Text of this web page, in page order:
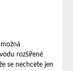
rozšířené
se nechcete jen